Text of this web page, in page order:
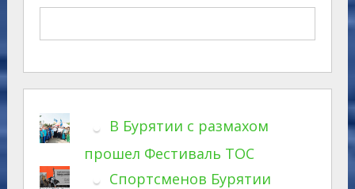
В Бурятии с размахом
прошел Фестиваль ТОС
Спортсменов Бурятии